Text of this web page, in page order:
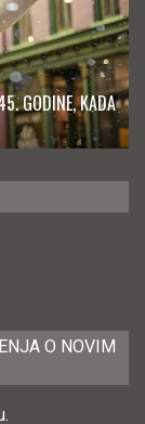
GODINE, KADA
O NOVIM